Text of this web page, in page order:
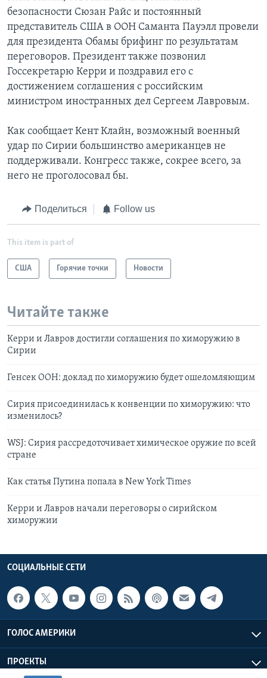
безопасности Сюзан Райс и постоянный
представитель США в ООН Саманта Пауэлл провели
для президента Обамы брифинг по результатам
переговоров. Президент также позвонил
Госсекретарю Керри и поздравил его с
достижением соглашения с российским
министром иностранных дел Сергеем Лавровым.
Как сообщает Кент Клайн, возможный военный
удар по Сирии большинство американцев не
поддерживали. Конгресс также, сокрее всего, за
него не проголосовал бы.
Поделиться Follow us
This item is part of
США Горячие точки Новости
Читайте также
Керри и Лавров достигли соглашения по химоружию в
Сирии
Генсек ООН: доклад по химоружию будет ошеломляющим
Сирия присоединилась к конвенции по химоружию: что
изменилось?
WSJ: Сирия рассредоточивает химическое оружие по всей
стране
Как статья Путина попала в New York Times
Керри и Лавров начали переговоры о сирийском
химоружии
СОЦИАЛЬНЫЕ СЕТИ
ГОЛОС АМЕРИКИ
ПРОЕКТЫ